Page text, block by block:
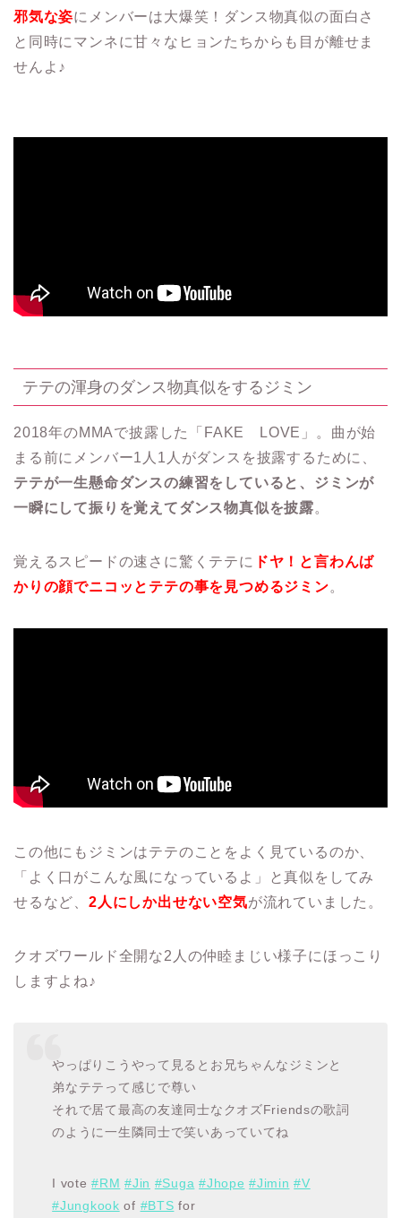
邪気な姿にメンバーは大爆笑！ダンス物真似の面白さ
と同時にマンネに甘々なヒョンたちからも目が離せま
せんよ♪
テテの渾身のダンス物真似をするジミン
2018年のMMAで披露した「FAKE LOVE」。曲が始
まる前にメンバー1人1人がダンスを披露するために、
テテが一生懸命ダンスの練習をしていると、ジミンが
一瞬にして振りを覚えてダンス物真似を披露。
覚えるスピードの速さに驚くテテに ドヤ！と言わんば
かりの顔でニコッとテテの事を見つめるジミン。
この他にもジミンはテテのことをよく見ているのか、
「よく口がこんな風になっているよ」と真似をしてみ
せるなど、 2人にしか出せない空気が流れていました。
クオズワールド全開な2人の仲睦まじい様子にほっこり
しますよね♪
やっぱりこうやって見るとお兄ちゃんなジミンと
弟なテテって感じで尊い
それで居て最高の友達同士なクオズFriendsの歌詞
のように一生隣同士で笑いあっていてね
I vote#RM #Jin #Suga #Jhope #Jimin #V
#Jungkook of #BTS for